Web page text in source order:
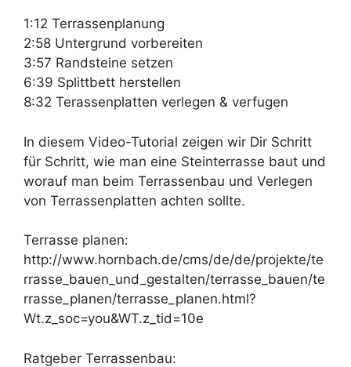
1:12 Terrassenplanung
2:58 Untergrund vorbereiten
3:57 Randsteine setzen
6:39 Splittbett herstellen
8:32 Terassenplatten verlegen & verfugen
In diesem Video-Tutorial zeigen wir Dir Schritt
für Schritt, wie man eine Steinterrasse baut und
worauf man beim Terrassenbau und Verlegen
von Terrassenplatten achten sollte.
Terrasse planen:
http://www.hornbach.de/cms/de/de/projekte/te
rrasse_bauen_und_gestalten/terrasse_bauen/te
rrasse_planen/terrasse_planen.html?
Wt.z_soc=you&WT.z_tid=10e
Ratgeber Terrassenbau: